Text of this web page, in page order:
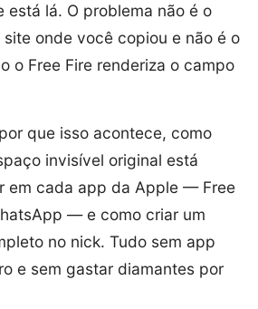
está lá. O problema não é o
onde você copiou e não é o
o Free Fire renderiza o campo
que isso acontece, como
invisível original está
em cada app da Apple — Free
— e como criar um
no nick. Tudo sem app
e sem gastar diamantes por